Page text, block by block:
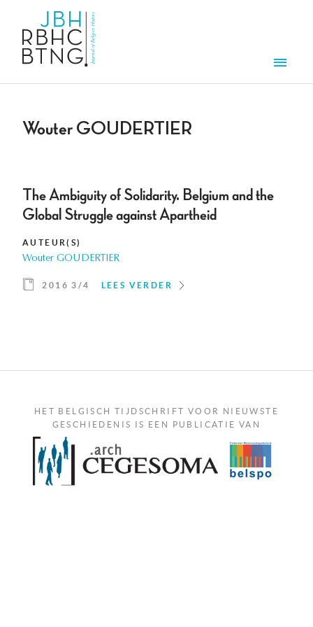
Wouter GOUDERTIER
The Ambiguity of Solidarity. Belgium and the
Global Struggle against Apartheid
AUTEUR(S)
Wouter GOUDERTIER
2016 3/4 LEES VERDER
HET BELGISCH TIJDSCHRIFT VOOR NIEUWSTE
GESCHIEDENIS IS EEN PUBLICATIE VAN